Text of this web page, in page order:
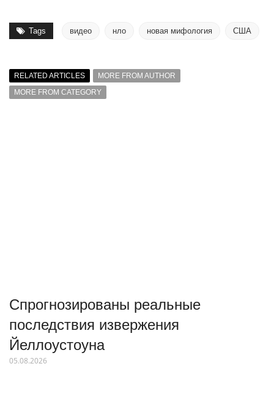
Tags видео нло новая мифология США
RELATED ARTICLES
MORE FROM AUTHOR
MORE FROM CATEGORY
Спрогнозированы реальные
последствия извержения
Йеллоустоуна
05.08.2026